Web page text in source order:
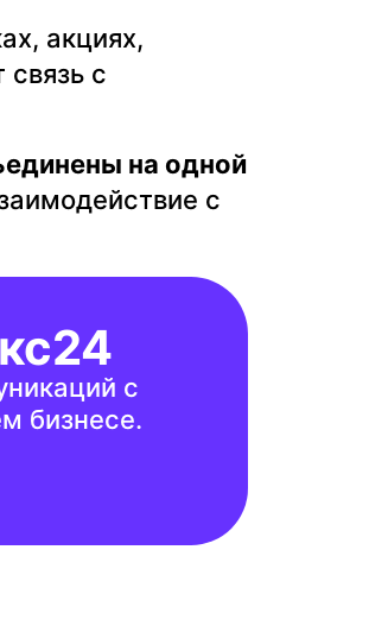
акциях,
с
на одной
с
с
бизнесе.